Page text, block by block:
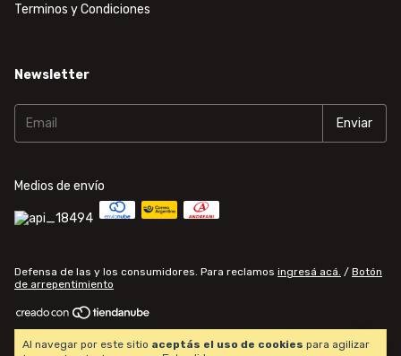
Al navegar por este sitio aceptás el uso de cookies para agilizar
Terminos y Condiciones
Newsletter
Medios de envío
Defensa de las y los consumidores. Para reclamos ingresá acá. / Botón
de arrepentimiento
derechos reservados.